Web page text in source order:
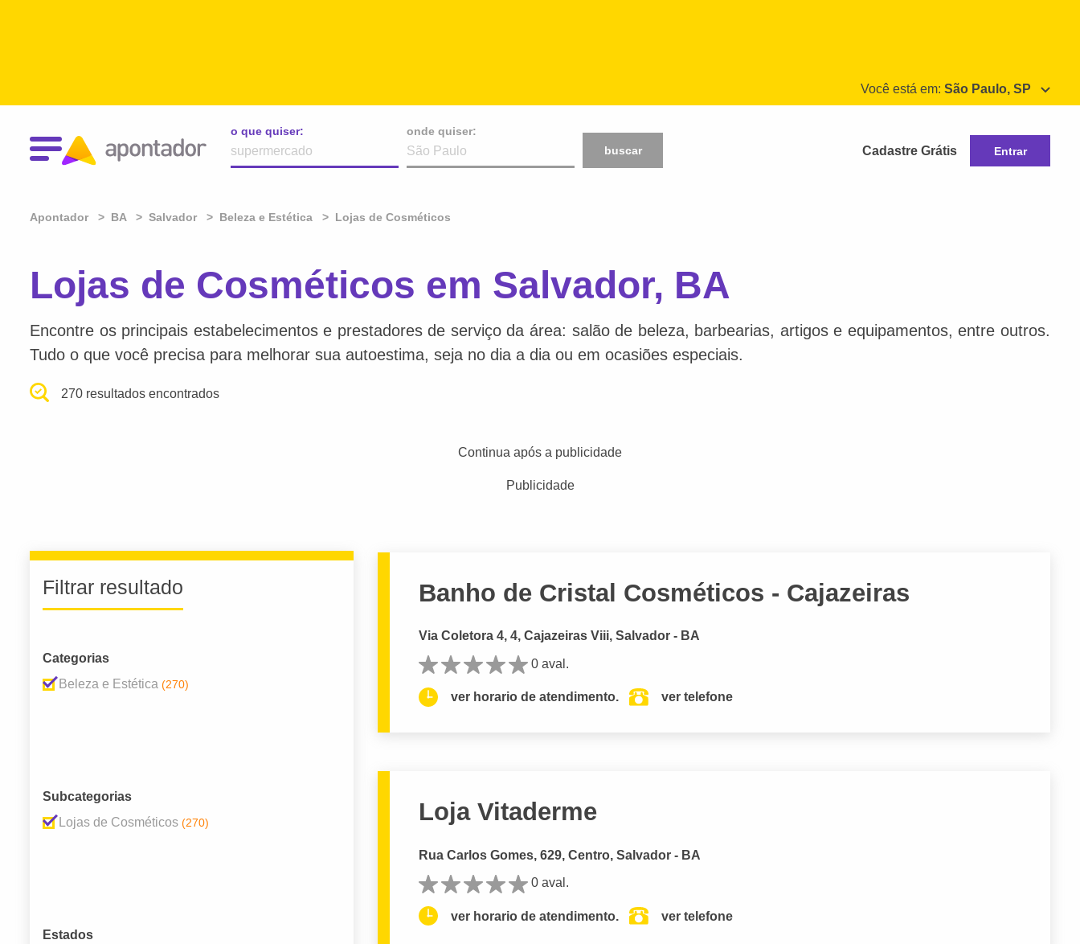
Você está em: São Paulo, SP
o que quiser:
onde quiser:
buscar
Cadastre Grátis Entrar
Apontador BA Salvador Beleza e Estética Lojas de Cosméticos
Lojas de Cosméticos em Salvador, BA
Encontre os principais estabelecimentos e prestadores de serviço da área: salão de beleza, barbearias, artigos e equipamentos, entre outros.
Tudo o que você precisa para melhorar sua autoestima, seja no dia a dia ou em ocasiões especiais.
270 resultados encontrados
Continua após a publicidade
Publicidade
Filtrar resultado
Categorias
Beleza e Estética (270)
Subcategorias
Lojas de Cosméticos (270)
Estados
Banho de Cristal Cosméticos - Cajazeiras
Via Coletora 4, 4, Cajazeiras Viii, Salvador - BA
0 aval.
ver horario de atendimento. ver telefone
Loja Vitaderme
Rua Carlos Gomes, 629, Centro, Salvador - BA
0 aval.
ver horario de atendimento. ver telefone